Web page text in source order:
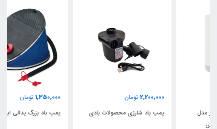
تومان
پمپ باد شارژی محصولات بادی
تومان
پمپ باد بزرگ پدالی اینتکس